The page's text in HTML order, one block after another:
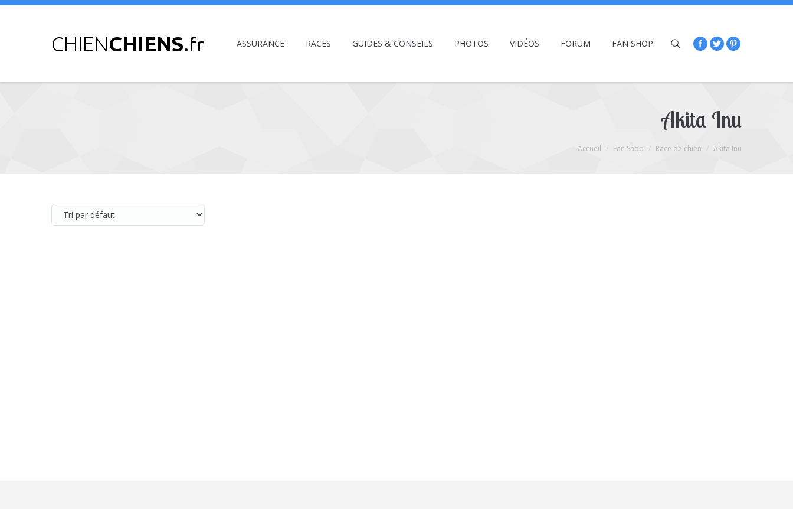
ASSURANCE RACES GUIDES & CONSEILS PHOTOS VIDÉOS FORUM FAN SHOP
Akita Inu
Accueil Fan Shop Race de chien Akita Inu